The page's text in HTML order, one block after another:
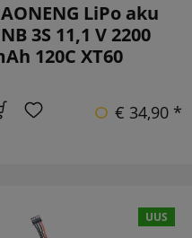
LiPo aku
3S 11,1 V 2200
120C XT60
€ 34,90 *
UUS